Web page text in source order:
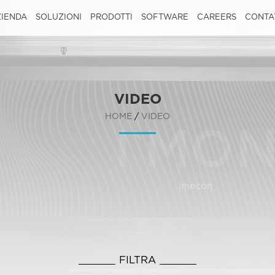
SOLUZIONI PRODOTTI SOFTWARE CAREERS
VIDEO
HOME / VIDEO
FILTRA